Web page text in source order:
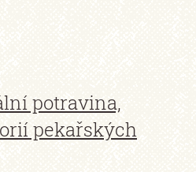
potravina,
pekařských